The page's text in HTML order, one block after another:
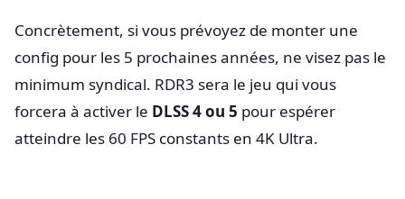
Concrètement, si vous prévoyez de monter une
config pour les 5 prochaines années, ne visez pas le
minimum syndical. RDR3 sera le jeu qui vous
forcera à activer le DLSS 4 ou 5 pour espérer
atteindre les 60 FPS constants en 4K Ultra.